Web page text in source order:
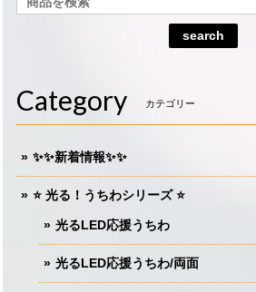
search
Category カテゴリー
✨✨新着情報✨✨
⭐️ 光る！うちわシリーズ ⭐️
光るLED応援うちわ
光るLED応援うちわ/両面